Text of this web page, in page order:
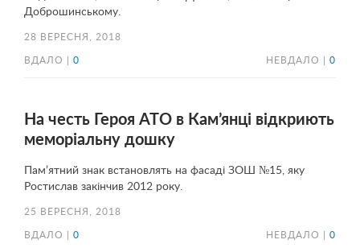
Доброшинському.
28 ВЕРЕСНЯ, 2018
ВДАЛО | 0 НЕВДАЛО | 0
На честь Героя АТО в Кам’янці відкриють
меморіальну дошку
Пам’ятний знак встановлять на фасаді ЗОШ №15, яку
Ростислав закінчив 2012 року.
25 ВЕРЕСНЯ, 2018
ВДАЛО | 0 НЕВДАЛО | 0